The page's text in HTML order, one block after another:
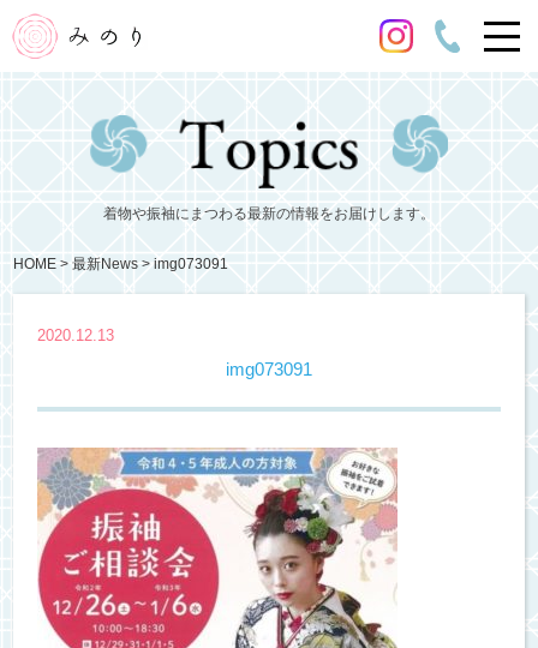
着物や振袖にまつわる最新の情報をお届けします。
HOME 最新News img073091
2020.12.13
img073091